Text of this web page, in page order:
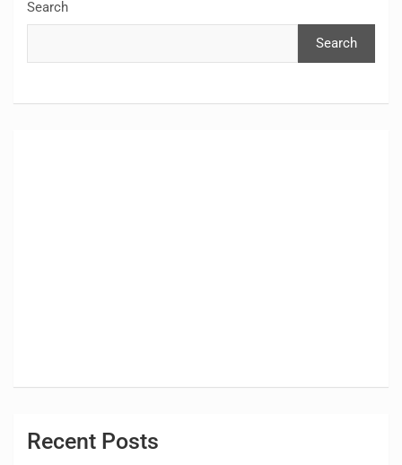
Search
Search
Recent Posts